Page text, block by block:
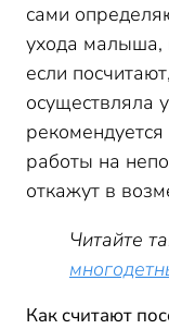
сами
ухода малыша,
если
осуществляла
работы на
откажут в
Читайте
Как считают